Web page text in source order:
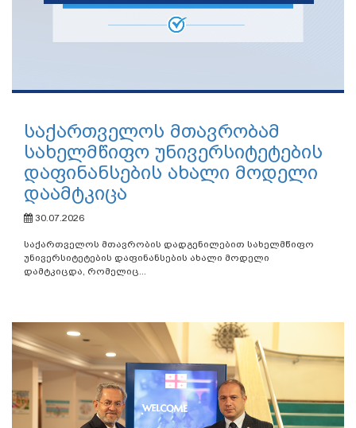
საქართველოს მთავრობამ
სახელმწიფო უნივერსიტეტების
დაფინანსების ახალი მოდელი
დაამტკიცა
30.07.2026
საქართველოს მთავრობის დადგენილებით სახელმწიფო
უნივერსიტეტების დაფინანსების ახალი მოდელი
დამტკიცდა, რომელიც...